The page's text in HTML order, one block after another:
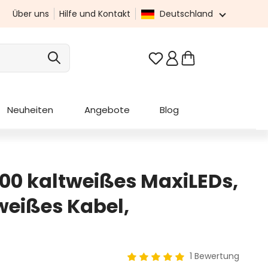
Über uns Hilfe und Kontakt Deutschland
Du hast 0 Produkte
Neuheiten Angebote Blog
kaltweißes MaxiLEDs,
Kabel,
1 Bewertung